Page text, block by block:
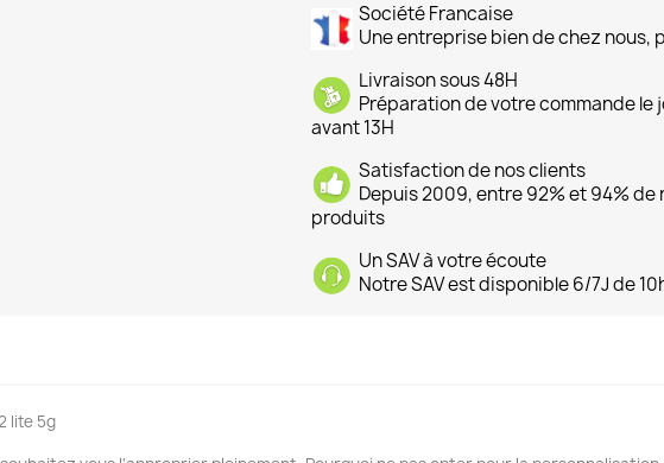
Société Francaise
Une entreprise bien de chez nous,
Livraison sous 48H
Préparation de votre commande
avant 13H
Satisfaction de nos clients
Depuis 2009, entre 92% et 94%
produits
Un SAV à votre écoute
Notre SAV est disponible 6/7J de
lite 5g